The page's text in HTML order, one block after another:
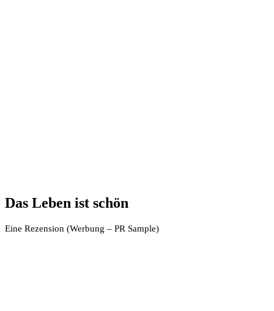
Das Leben ist schön
Eine Rezension (Werbung – PR Sample)